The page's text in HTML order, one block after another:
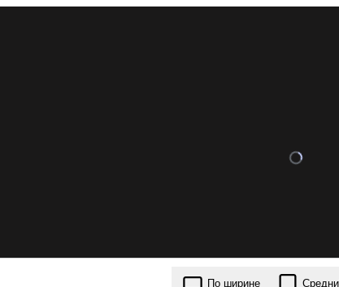
По ширине